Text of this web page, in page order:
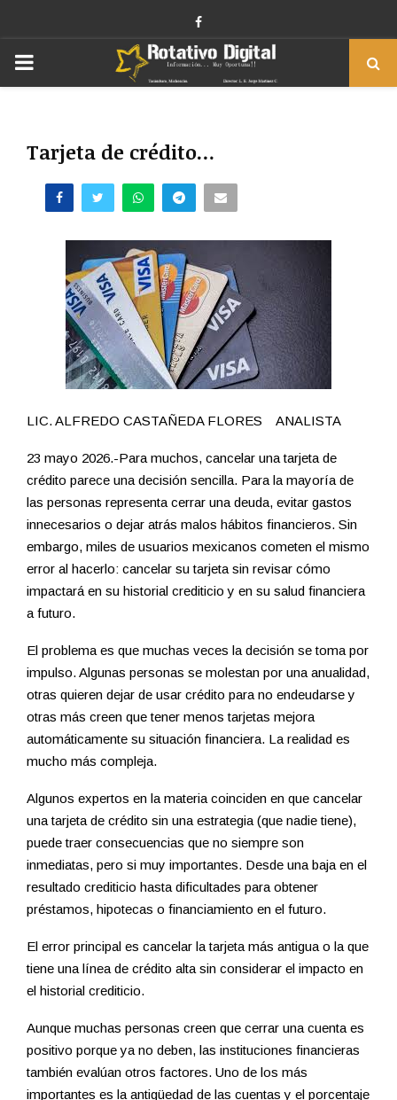
Facebook
PRIMARY
Tarjeta de crédito…
LIC. ALFREDO CASTAÑEDA FLORES ANALISTA
23 mayo 2026.-Para muchos, cancelar una tarjeta de
crédito parece una decisión sencilla. Para la mayoría de
las personas representa cerrar una deuda, evitar gastos
innecesarios o dejar atrás malos hábitos financieros. Sin
embargo, miles de usuarios mexicanos cometen el mismo
error al hacerlo: cancelar su tarjeta sin revisar cómo
impactará en su historial crediticio y en su salud financiera
a futuro.
El problema es que muchas veces la decisión se toma por
impulso. Algunas personas se molestan por una anualidad,
otras quieren dejar de usar crédito para no endeudarse y
otras más creen que tener menos tarjetas mejora
automáticamente su situación financiera. La realidad es
mucho más compleja.
Algunos expertos en la materia coinciden en que cancelar
una tarjeta de crédito sin una estrategia (que nadie tiene),
puede traer consecuencias que no siempre son
inmediatas, pero si muy importantes. Desde una baja en el
resultado crediticio hasta dificultades para obtener
préstamos, hipotecas o financiamiento en el futuro.
El error principal es cancelar la tarjeta más antigua o la que
tiene una línea de crédito alta sin considerar el impacto en
el historial crediticio.
Aunque muchas personas creen que cerrar una cuenta es
positivo porque ya no deben, las instituciones financieras
también evalúan otros factores. Uno de los más
importantes es la antigüedad de las cuentas y el porcentaje